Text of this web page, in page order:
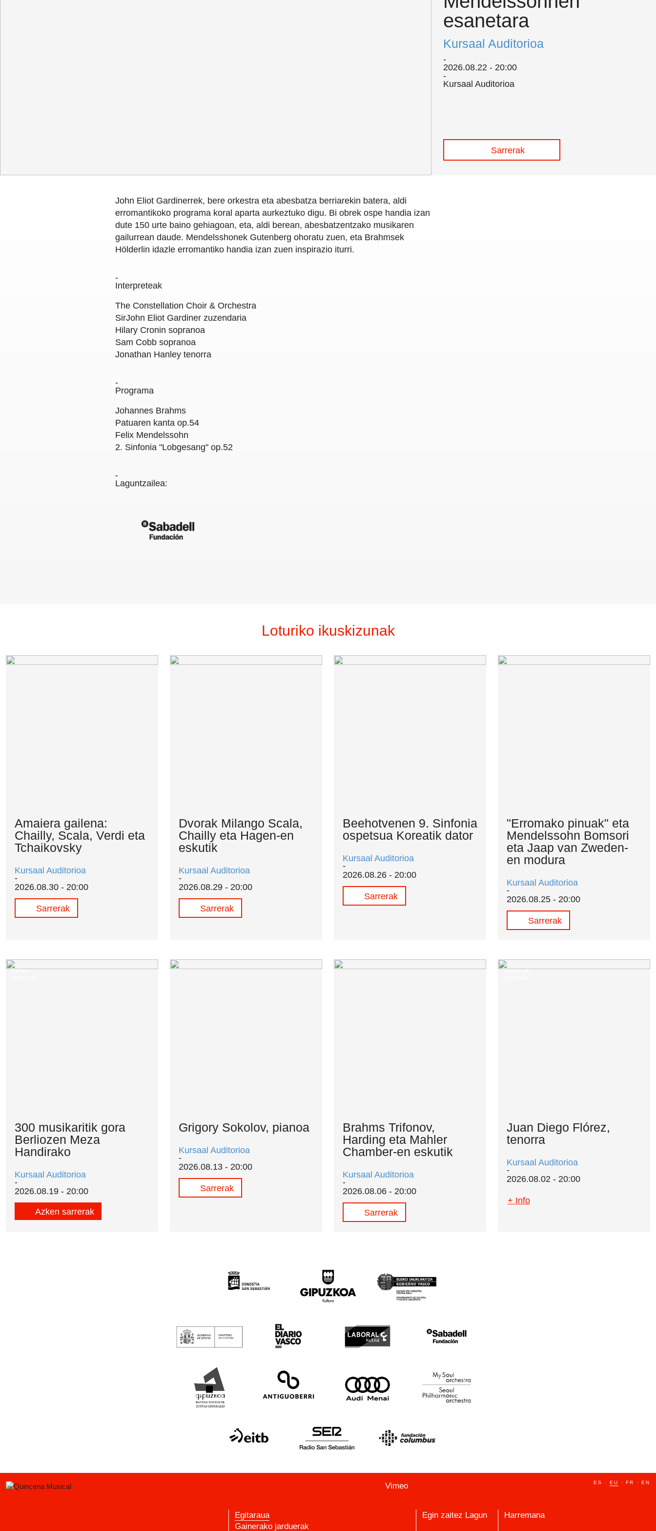
esanetara
Kursaal Auditorioa
2026.08.22 - 20:00
Kursaal Auditorioa
Sarrerak
John Eliot Gardinerrek, bere orkestra eta abesbatza berriarekin batera, aldi
erromantikoko programa koral aparta aurkeztuko digu. Bi obrek ospe handia izan
dute 150 urte baino gehiagoan, eta, aldi berean, abesbatzentzako musikaren
gailurrean daude. Mendelsshonek Gutenberg ohoratu zuen, eta Brahmsek
Hölderlin idazle erromantiko handia izan zuen inspirazio iturri.
Interpreteak
The Constellation Choir & Orchestra
SirJohn Eliot Gardiner zuzendaria
Hilary Cronin sopranoa
Sam Cobb sopranoa
Jonathan Hanley tenorra
Programa
Johannes Brahms
Patuaren kanta op.54
Felix Mendelssohn
2. Sinfonia "Lobgesang" op.52
Laguntzailea:
Loturiko ikuskizunak
Amaiera gailena:
Chailly, Scala, Verdi eta
Tchaikovsky
Kursaal Auditorioa
2026.08.30 - 20:00
Sarrerak
Dvorak Milango Scala,
Chailly eta Hagen-en
eskutik
Kursaal Auditorioa
2026.08.29 - 20:00
Sarrerak
Beehotvenen 9. Sinfonia
ospetsua Koreatik dator
Kursaal Auditorioa
2026.08.26 - 20:00
Sarrerak
"Erromako pinuak" eta
Mendelssohn Bomsori
eta Jaap van Zweden-
en modura
Kursaal Auditorioa
2026.08.25 - 20:00
Sarrerak
Azken
300 musikaritik gora
Berliozen Meza
Handirako
Kursaal Auditorioa
2026.08.19 - 20:00
Azken sarrerak
Grigory Sokolov, pianoa
Kursaal Auditorioa
2026.08.13 - 20:00
Sarrerak
Brahms Trifonov,
Harding eta Mahler
Chamber-en eskutik
Kursaal Auditorioa
2026.08.06 - 20:00
Sarrerak
Sarrerak
Juan Diego Flórez,
tenorra
Kursaal Auditorioa
2026.08.02 - 20:00
+ Info
Vimeo ES · EU · FR · EN
Egitaraua
Gainerako jarduerak
Egin zaitez Lagun Harremana